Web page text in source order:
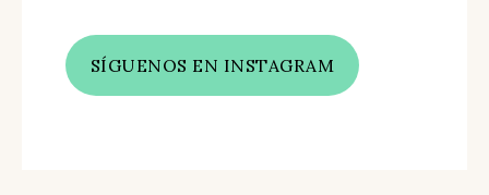
SÍGUENOS EN INSTAGRAM